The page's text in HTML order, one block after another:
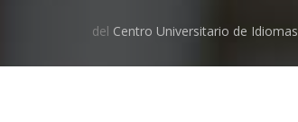
del Centro Universitario de Idiomas